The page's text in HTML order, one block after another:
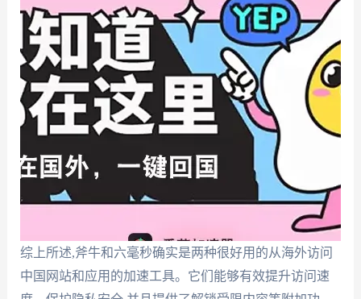
综上所述,斧牛和六毫秒确实是两种很好用的从海外访问
中国网站和应用的加速工具。它们能够有效提升访问速